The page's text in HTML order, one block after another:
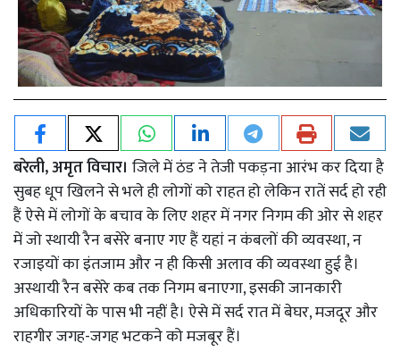
बरेली, अमृत विचार। जिले में ठंड ने तेजी पकड़ना आरंभ कर दिया है
सुबह धूप खिलने से भले ही लोगों को राहत हो लेकिन रातें सर्द हो रही
हैं ऐसे में लोगों के बचाव के लिए शहर में नगर निगम की ओर से शहर
में जो स्थायी रैन बसेरे बनाए गए हैं यहां न कंबलों की व्यवस्था, न
रजाइयों का इंतजाम और न ही किसी अलाव की व्यवस्था हुई है।
अस्थायी रैन बसेरे कब तक निगम बनाएगा, इसकी जानकारी
अधिकारियों के पास भी नहीं है। ऐसे में सर्द रात में बेघर, मजदूर और
राहगीर जगह-जगह भटकने को मजबूर हैं।